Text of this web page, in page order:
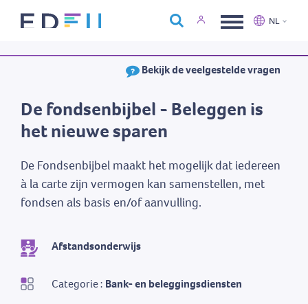
Over Edfin
Kalender
NL
Français
Bekijk de veelgestelde vragen
Afstandsonderwijs
Categorie : Bank- en beleggingsdiensten
De fondsenbijbel - Beleggen is
het nieuwe sparen
De Fondsenbijbel maakt het mogelijk dat iedereen
à la carte zijn vermogen kan samenstellen, met
fondsen als basis en/of aanvulling.